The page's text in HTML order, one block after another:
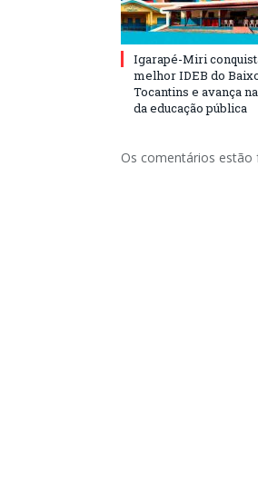
Igarapé-Miri
melhor IDEB do
Tocantins e avança
da educação pública
Os comentários estão